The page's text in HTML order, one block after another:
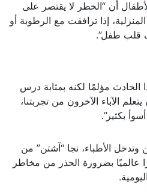
أن “الخطر لا يقتصر على
إذا ترافقت مع الرطوبة أو
قلب طفل”.
الحادث مؤلمًا لكنه بمثابة درس
الآباء الآخرون من تجربتنا،
بكثير”.
الأطباء، نجا “آشتن” من
عالميًا بضرورة الحذر من مخاطر